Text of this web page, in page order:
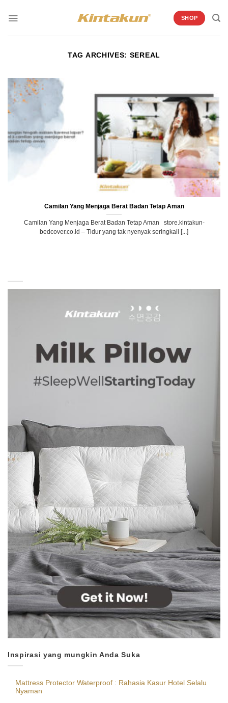
SHOP
TAG ARCHIVES: SEREAL
Camilan Yang Menjaga Berat Badan Tetap Aman
Camilan Yang Menjaga Berat Badan Tetap Aman store.kintakun-
bedcover.co.id – Tidur yang tak nyenyak seringkali [...]
Inspirasi yang mungkin Anda Suka
Mattress Protector Waterproof : Rahasia Kasur Hotel Selalu
Nyaman